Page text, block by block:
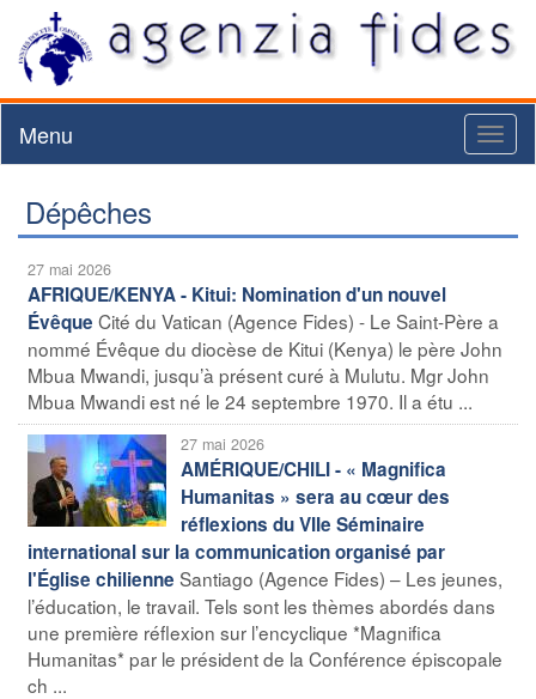
Menu
Dépêches
27 mai 2026
AFRIQUE/KENYA - Kitui: Nomination d'un nouvel
Évêque Cité du Vatican (Agence Fides) - Le Saint-Père a
nommé Évêque du diocèse de Kitui (Kenya) le père John
Mbua Mwandi, jusqu’à présent curé à Mulutu. Mgr John
Mbua Mwandi est né le 24 septembre 1970. Il a étu ...
27 mai 2026
AMÉRIQUE/CHILI - « Magnifica
Humanitas » sera au cœur des
réflexions du VIIe Séminaire
international sur la communication organisé par
l'Église chilienne Santiago (Agence Fides) – Les jeunes,
l’éducation, le travail. Tels sont les thèmes abordés dans
une première réflexion sur l’encyclique *Magnifica
Humanitas* par le président de la Conférence épiscopale
ch ...